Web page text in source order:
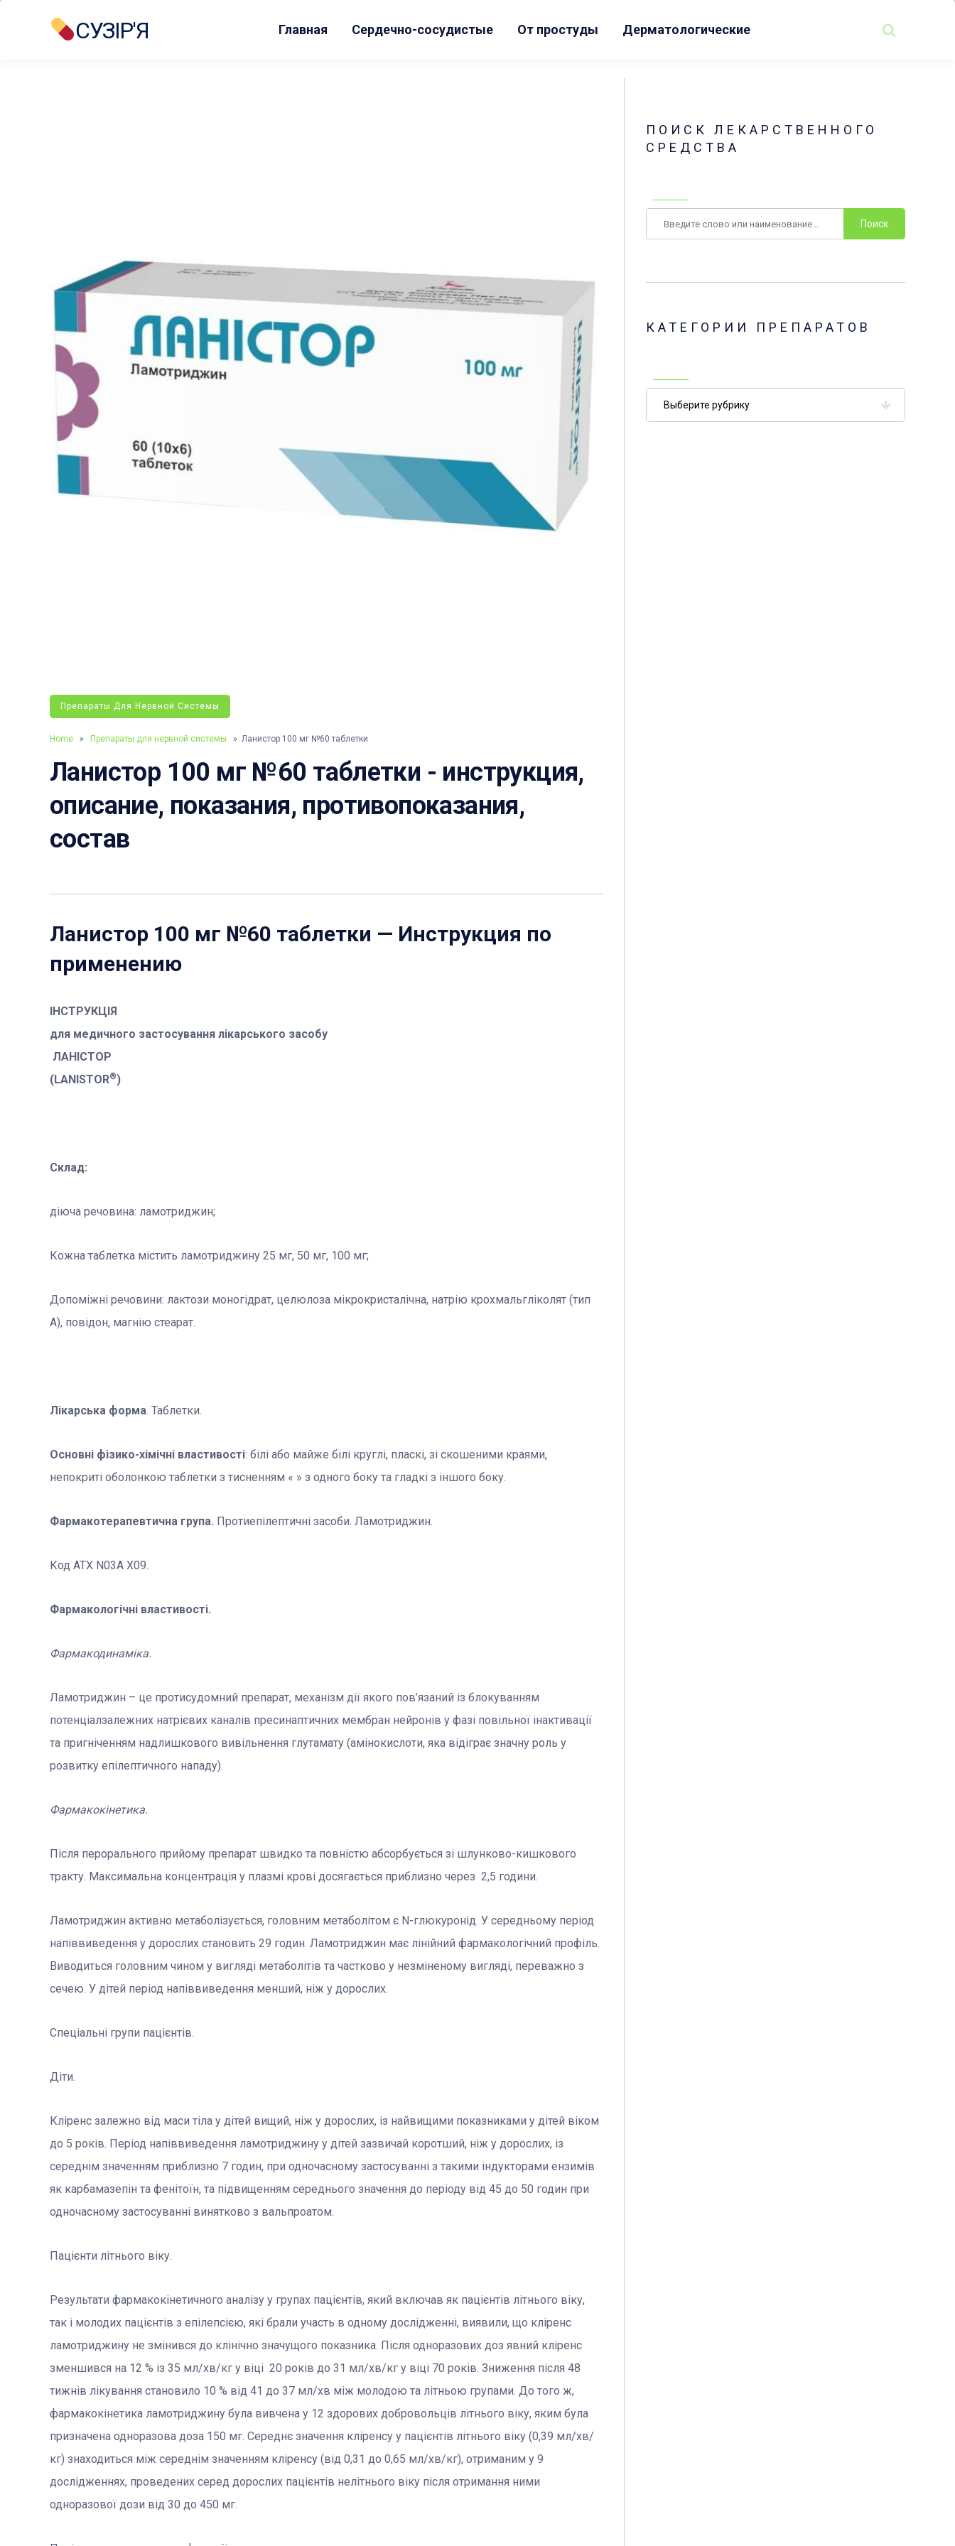
СУЗІР'Я Главная Сердечно-сосудистые От простуды Дерматологические
Препараты Для Нервной Системы
Home » Препараты для нервной системы » Ланистор 100 мг №60 таблетки
Ланистор 100 мг №60 таблетки - инструкция,
описание, показания, противопоказания,
состав
Ланистор 100 мг №60 таблетки — Инструкция по
применению
ІНСТРУКЦІЯ
для медичного застосування лікарського засобу
ЛАНІСТОР
(LANISTOR®)
Склад:
діюча речовина: ламотриджин;
Кожна таблетка містить ламотриджину 25 мг, 50 мг, 100 мг;
Допоміжні речовини: лактози моногідрат, целюлоза мікрокристалічна, натрію крохмальгліколят (тип
А), повідон, магнію стеарат.
Лікарська форма . Таблетки.
Основні фізико-хімічні властивості: білі або майже білі круглі, пласкі, зі скошеними краями,
непокриті оболонкою таблетки з тисненням « » з одного боку та гладкі з іншого боку.
Фармакотерапевтична група. Протиепілептичні засоби. Ламотриджин.
Код АТХ N03A X09.
Фармакологічні властивості.
Фармакодинаміка.
Ламотриджин – це протисудомний препарат, механізм дії якого пов’язаний із блокуванням
потенціалзалежних натрієвих каналів пресинаптичних мембран нейронів у фазі повільної інактивації
та пригніченням надлишкового вивільнення глутамату (амінокислоти, яка відіграє значну роль у
розвитку епілептичного нападу).
Фармакокінетика.
Після перорального прийому препарат швидко та повністю абсорбується зі шлунково-кишкового
тракту. Максимальна концентрація у плазмі крові досягається приблизно через 2,5 години.
Ламотриджин активно метаболізується, головним метаболітом є N-глюкуронід. У середньому період
напіввиведення у дорослих становить 29 годин. Ламотриджин має лінійний фармакологічний профіль.
Виводиться головним чином у вигляді метаболітів та частково у незміненому вигляді, переважно з
сечею. У дітей період напіввиведення менший, ніж у дорослих.
Спеціальні групи пацієнтів.
Діти.
Кліренс залежно від маси тіла у дітей вищий, ніж у дорослих, із найвищими показниками у дітей віком
до 5 років. Період напіввиведення ламотриджину у дітей зазвичай коротший, ніж у дорослих, із
середнім значенням приблизно 7 годин, при одночасному застосуванні з такими індукторами ензимів
як карбамазепін та фенітоїн, та підвищенням середнього значення до періоду від 45 до 50 годин при
одночасному застосуванні винятково з вальпроатом.
Пацієнти літнього віку.
Результати фармакокінетичного аналізу у групах пацієнтів, який включав як пацієнтів літнього віку,
так і молодих пацієнтів з епілепсією, які брали участь в одному дослідженні, виявили, що кліренс
ламотриджину не змінився до клінічно значущого показника. Після одноразових доз явний кліренс
зменшився на 12 % із 35 мл/хв/кг у віці 20 років до 31 мл/хв/кг у віці 70 років. Зниження після 48
тижнів лікування становило 10 % від 41 до 37 мл/хв між молодою та літньою групами. До того ж,
фармакокінетика ламотриджину була вивчена у 12 здорових добровольців літнього віку, яким була
призначена одноразова доза 150 мг. Середнє значення кліренсу у пацієнтів літнього віку (0,39 мл/хв/
кг) знаходиться між середнім значенням кліренсу (від 0,31 до 0,65 мл/хв/кг), отриманим у 9
дослідженнях, проведених серед дорослих пацієнтів нелітнього віку після отримання ними
одноразової дози від 30 до 450 мг.
ПОИСК ЛЕКАРСТВЕННОГО
СРЕДСТВА
КАТЕГОРИИ ПРЕПАРАТОВ
препаратов